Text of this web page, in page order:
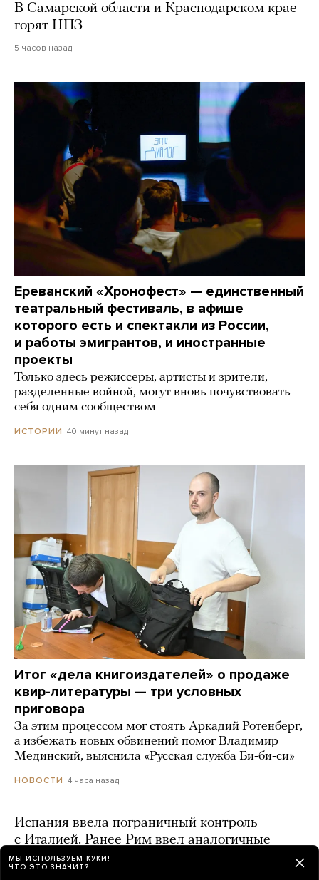
В Самарской области и Краснодарском крае
горят НПЗ
5 часов назад
Ереванский «Хронофест» — единственный
театральный фестиваль, в афише
которого есть и спектакли из России,
и работы эмигрантов, и иностранные
проекты
Только здесь режиссеры, артисты и зрители,
разделенные войной, могут вновь почувствовать
себя одним сообществом
ИСТОРИИ 40 минут назад
Итог «дела книгоиздателей» о продаже
квир-литературы — три условных
приговора
За этим процессом мог стоять Аркадий Ротенберг,
а избежать новых обвинений помог Владимир
Мединский, выяснила «Русская служба Би-би-си»
НОВОСТИ 4 часа назад
Испания ввела пограничный контроль
с Италией. Ранее Рим ввел аналогичные
меры из-за миграционного кризиса в Сеуте
МЫ ИСПОЛЬЗУЕМ КУКИ!
ЧТО ЭТО ЗНАЧИТ?